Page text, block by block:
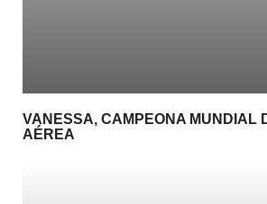
VANESSA, CAMPEONA MUNDIAL
AÉREA